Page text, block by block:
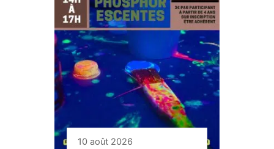
10 août 2026